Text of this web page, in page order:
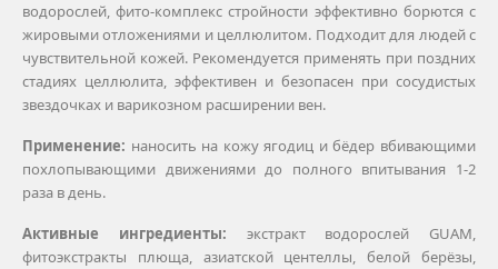
водорослей, фито-комплекс стройности эффективно борются с
жировыми отложениями и целлюлитом. Подходит для людей с
чувствительной кожей. Рекомендуется применять при поздних
стадиях целлюлита, эффективен и безопасен при сосудистых
звездочках и варикозном расширении вен.
Применение: наносить на кожу ягодиц и бёдер вбивающими
похлопывающими движениями до полного впитывания 1-2
раза в день.
Активные ингредиенты: экстракт водорослей GUAM,
фитоэкстракты плюща, азиатской центеллы, белой берёзы,